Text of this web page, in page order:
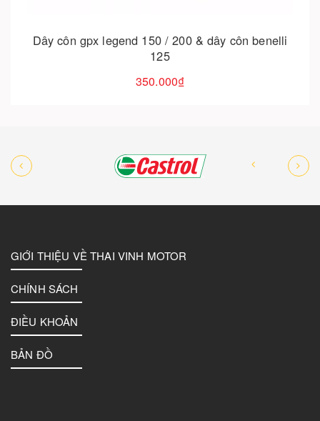
Dây côn gpx legend 150 / 200 & dây côn benelli
125
350.000₫
GIỚI THIỆU VỀ THAI VINH MOTOR
CHÍNH SÁCH
ĐIỀU KHOẢN
BẢN ĐỒ